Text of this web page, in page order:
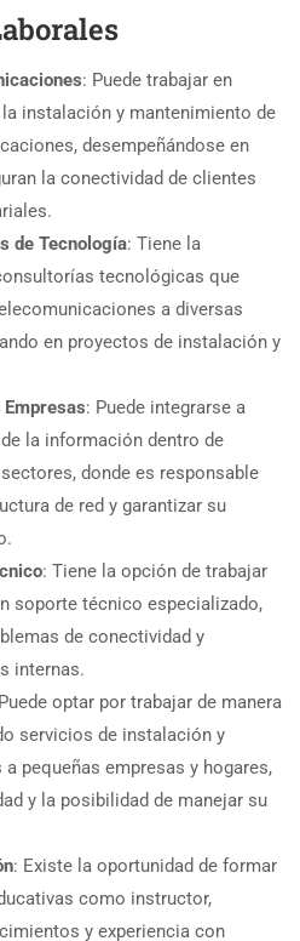
: Puede trabajar en
instalación y mantenimiento de
desempeñándose en
la conectividad de clientes
de Tecnología: Tiene la
tecnológicas que
a diversas
en proyectos de instalación y
: Puede integrarse a
la información dentro de
donde es responsable
de red y garantizar su
: Tiene la opción de trabajar
soporte técnico especializado,
de conectividad y
internas.
optar por trabajar de manera
servicios de instalación y
pequeñas empresas y hogares,
y la posibilidad de manejar su
: Existe la oportunidad de formar
como instructor,
y experiencia con